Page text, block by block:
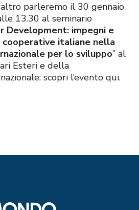
parleremo il 30 gennaio
13.30 al seminario
Development: impegni e
italiane nella
per lo sviluppo” al
Esteri e della
scopri l’evento qui.